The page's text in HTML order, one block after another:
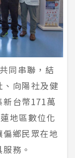
同串聯，結
、向陽社及健
台幣171萬
地區數位化
鄉民眾在地
務。